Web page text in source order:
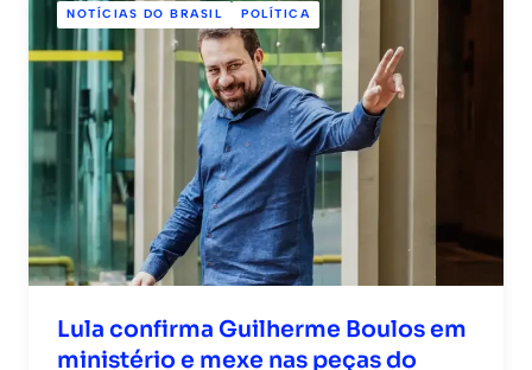
NOTÍCIAS DO BRASIL POLÍTICA
Lula confirma Guilherme Boulos em
ministério e mexe nas peças do